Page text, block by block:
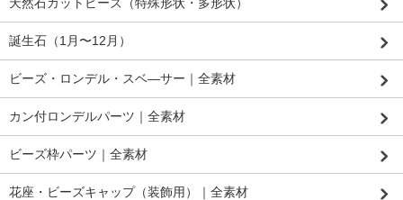
誕生石（1月〜12月）
ビーズ・ロンデル・スベ―サー｜全素材
カン付ロンデルパーツ｜全素材
ビーズ枠パーツ｜全素材
花座・ビーズキャップ（装飾用）｜全素材